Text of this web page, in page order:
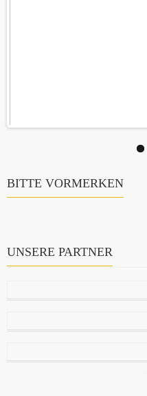
BITTE VORMERKEN
UNSERE PARTNER